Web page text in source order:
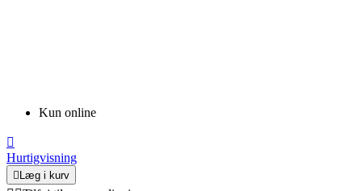
Kun online

Hurtigvisning
Læg i kurv